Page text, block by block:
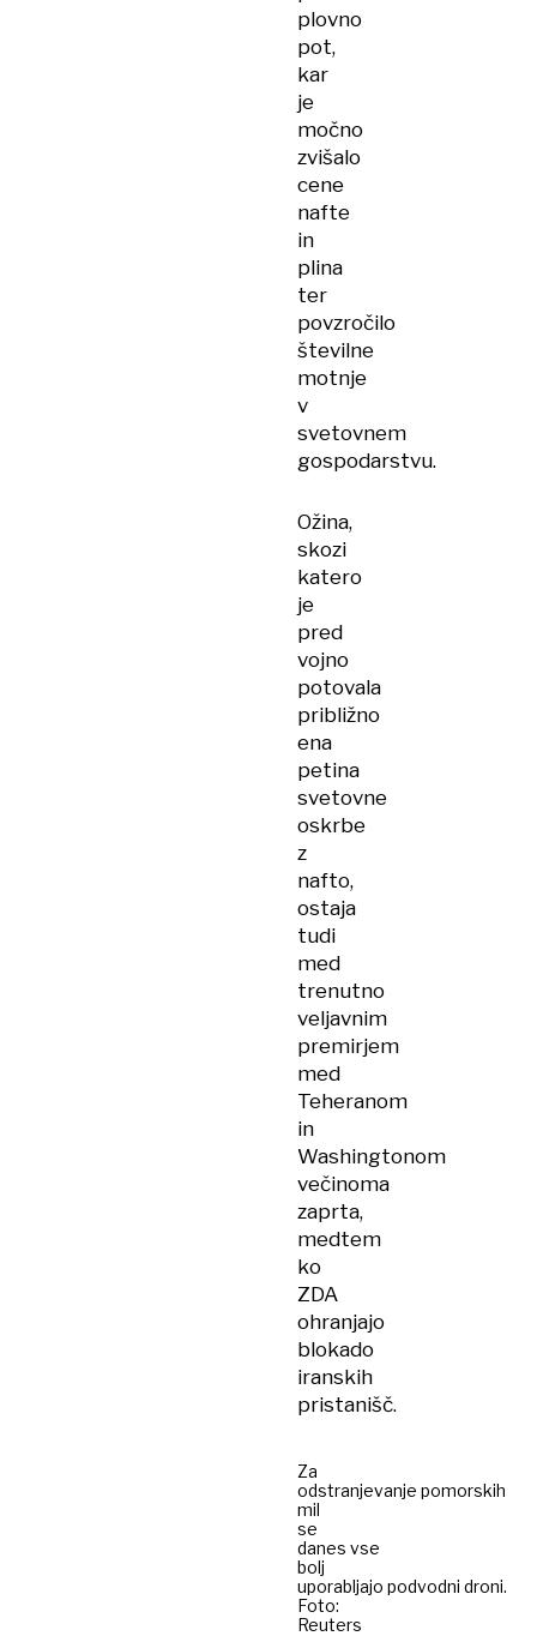
plovno
pot,
kar
je
močno
zvišalo
cene
nafte
in
plina
ter
povzročilo
številne
motnje
v
svetovnem
gospodarstvu.
Ožina,
skozi
katero
je
pred
vojno
potovala
približno
ena
petina
svetovne
oskrbe
z
nafto,
ostaja
tudi
med
trenutno
veljavnim
premirjem
med
Teheranom
in
Washingtonom
večinoma
zaprta,
medtem
ko
ZDA
ohranjajo
blokado
iranskih
pristanišč.
Za
odstranjevanje pomorskih
mil
se
danes vse
bolj
uporabljajo podvodni droni.
Foto:
Reuters